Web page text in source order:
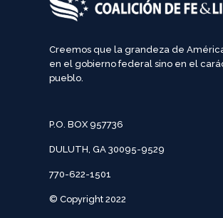
Creemos que la grandeza de
en el gobierno federal sino en el
pueblo.
P.O. BOX 957736
DULUTH, GA 30095-9529
770-622-1501
© Copyright 2022